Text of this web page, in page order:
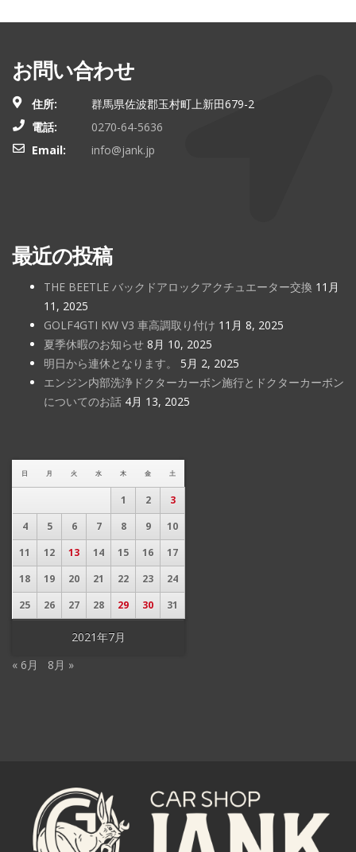
お問い合わせ
住所:
群馬県佐波郡玉村町上新田679-2
電話:
0270-64-5636
Email:
info@jank.jp
最近の投稿
THE BEETLE バックドアロックアクチュエーター交換 11月
11, 2025
GOLF4GTI KW V3 車高調取り付け 11月 8, 2025
夏季休暇のお知らせ 8月 10, 2025
明日から連休となります。
5月 2, 2025
エンジン内部洗浄ドクターカーボン施行とドクターカーボン
についてのお話 4月 13, 2025
2021年7月
日 月 火 水 木 金 土
1 2
3
4
5 6 7 8 9
10
11
12 13 14 15 16
17
18
19 20 21 22 23
24
25
26 27 28 29 30 31
« 6月 8月 »